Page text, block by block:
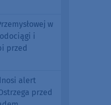
w
i
przed
alert
przed